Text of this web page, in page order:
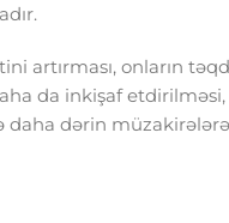
artırması, onların
da inkişaf
dərin